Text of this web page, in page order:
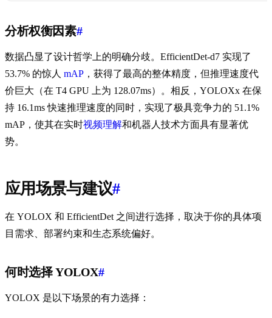
分析权衡因素#
数据凸显了设计哲学上的明确分歧。EfficientDet-d7 实现了
53.7% 的惊人 mAP ，获得了最高的整体精度，但推理速度代
价巨大（在 T4 GPU 上为 128.07ms）。相反，YOLOXx 在保
持 16.1ms 快速推理速度的同时，实现了极具竞争力的 51.1%
mAP，使其在实时视频理解和机器人技术方面具有显著优
势。
应用场景与建议#
在 YOLOX 和 EfficientDet 之间进行选择，取决于你的具体项
目需求、部署约束和生态系统偏好。
何时选择 YOLOX#
YOLOX 是以下场景的有力选择：